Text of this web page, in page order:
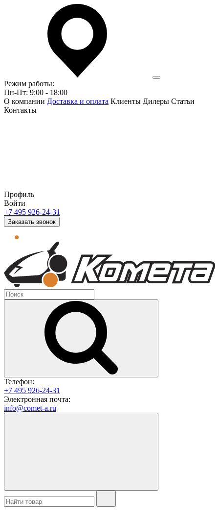
Режим работы:
Пн-Пт: 9:00 - 18:00
О компании Доставка и оплата Клиенты Дилеры Статьи
Контакты
Профиль
Войти
+7 495 926-24-31
Заказать звонок
Телефон:
+7 495 926-24-31
Электронная почта:
info@comet-a.ru